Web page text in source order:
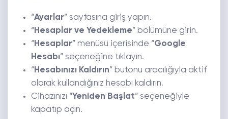
“Ayarlar” sayfasına giriş yapın.
“Hesaplar ve Yedekleme” bölümüne girin.
“Hesaplar” menüsü içerisinde “Google
Hesabı” seçeneğine tıklayın.
“Hesabınızı Kaldırın” butonu aracılığıyla aktif
olarak kullandığınız hesabı kaldırın.
Cihazınızı “Yeniden Başlat” seçeneğiyle
kapatıp açın.